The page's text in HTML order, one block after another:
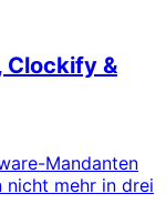
Clockify &
Mandanten
nicht mehr in drei